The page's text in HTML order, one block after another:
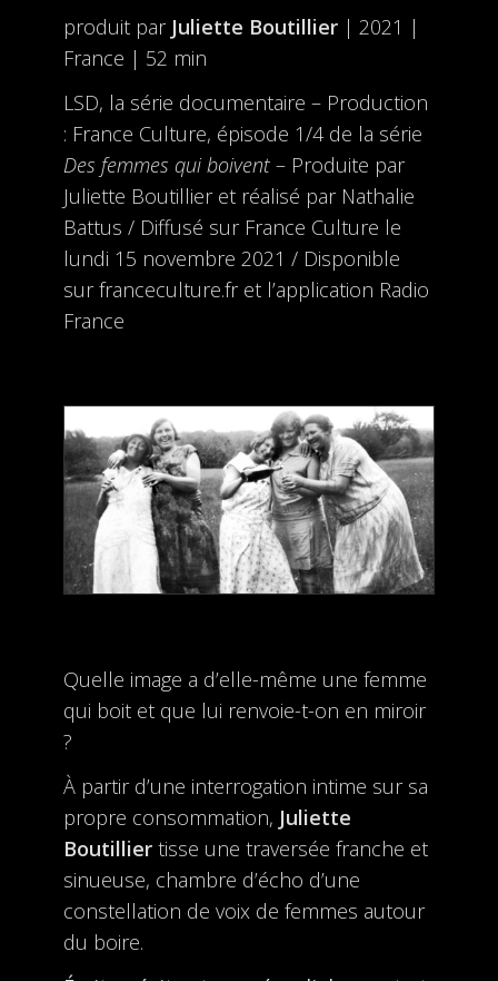
produit par Juliette Boutillier | 2021 |
France | 52 min
LSD, la série documentaire – Production
: France Culture, épisode 1/4 de la série
Des femmes qui boivent– Produite par
Juliette Boutillier et réalisé par Nathalie
Battus / Diffusé sur France Culture le
lundi 15 novembre 2021 / Disponible
sur franceculture.fr et l’application Radio
France
Quelle image a d’elle-même une femme
qui boit et que lui renvoie-t-on en miroir
?
À partir d’une interrogation intime sur sa
propre consommation, Juliette
Boutilliertisse une traversée franche et
sinueuse, chambre d’écho d’une
constellation de voix de femmes autour
du boire.